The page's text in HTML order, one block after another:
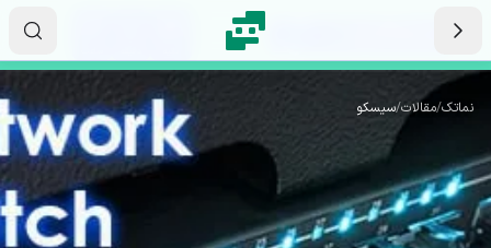
نماتک/مقالات/سیسکو